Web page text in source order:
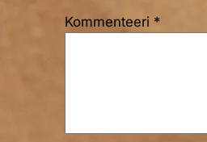
Kommenteeri *